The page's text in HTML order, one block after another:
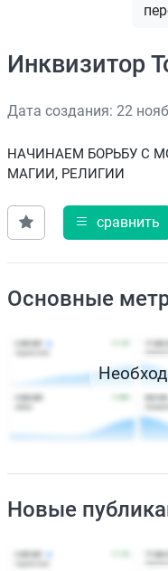
Инквизитор
Дата создания: 22
НАЧИНАЕМ БОРЬБУ С
МАГИИ, РЕЛИГИИ
сравнить
Основные
Новые